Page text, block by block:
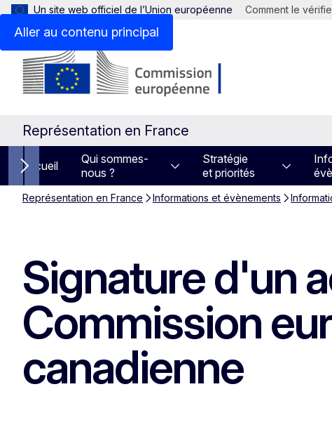
Aller au contenu principal
Un site web officiel de l’Union européenne Comment le
Représentation en France
Next items
Accueil
Qui sommes-
nous ?
Stratégie
et priorités
Représentation en France Informations et évènements
Signature d'un
Commission
canadienne